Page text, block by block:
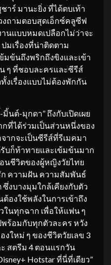
าร์ มานะยิ่ง ที่ได้ตบเท้า
ถามตอบสุดเอ็กซ์คลูซีฟ
นแบบหมดเปลือกไม่ว่าจะ
ปมเรื่องที่น่าติดตาม
มข้นถึงพริกถึงขิงและเข้า
ๆ ที่ชอบละครและซีรีส์
งเรื่องแบบไม่ต้องพักกัน
นต์-มุกดา” ถึงกับเปิดเผย
กที่ได้ร่วมเป็นส่วนหนึ่งของ
จากจะเป็นซีรีส์ที่รีเมคมา
บก็ท้าทายและเข้มข้นมาก
นชีวิตของผู้หญิงวัยไทย
ความฝัน ความสัมพันธ์
งบางมุมใกล้เคียงกับตัว
ต้องใช้พลังในการเข้าถึง
ในทุกฉาก เพื่อให้แฟน ๆ
ร้อมกับทุกตัวละคร หวัง
ใหม่ ๆ ของชีวิตวัยเลข 3
สตรีม 4 ตอนแรกวัน
Hotstar ที่นี่ที่เดียว”